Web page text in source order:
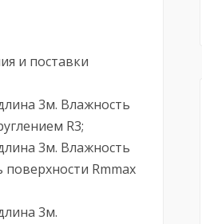
и поставки
3м. Влажность
R3;
3м. Влажность
поверхности Rmmax
3м.